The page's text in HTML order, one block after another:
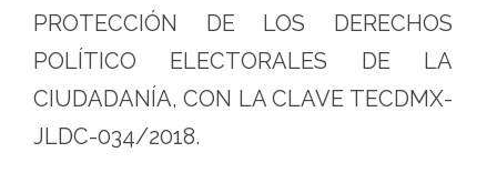
PROTECCIÓN DE LOS DERECHOS
POLÍTICO ELECTORALES DE LA
CIUDADANÍA, CON LA CLAVE TECDMX-
JLDC-034/2018.